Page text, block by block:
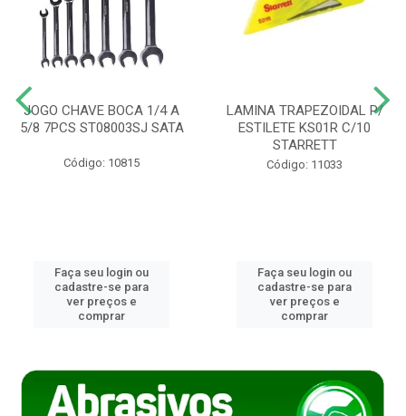
JOGO CHAVE BOCA 1/4 A
5/8 7PCS ST08003SJ SATA
Código: 10815
Faça seu login ou
cadastre-se para
ver preços e
comprar
LAMINA TRAPEZOIDAL P/
ESTILETE KS01R C/10
STARRETT
Código: 11033
Faça seu login ou
cadastre-se para
ver preços e
comprar